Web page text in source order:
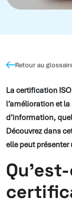
Retour au
La certification
l’amélioration et
d’information,
Découvrez dans
elle peut